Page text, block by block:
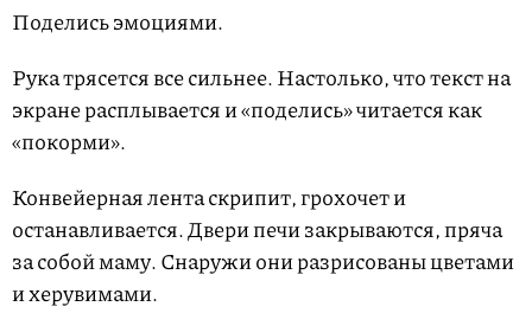
Поделись эмоциями.
Рука трясется все сильнее. Настолько, что текст на
экране расплывается и «поделись» читается как
«покорми».
Конвейерная лента скрипит, грохочет и
останавливается. Двери печи закрываются, пряча
за собой маму. Снаружи они разрисованы цветами
и херувимами.